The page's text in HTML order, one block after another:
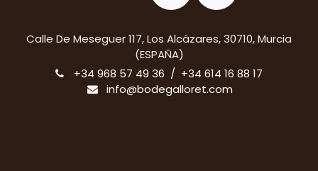
​Calle De Meseguer 117, Los Alcázares, 30710, Murcia
(ESPAÑA)
+34 968 57 49 36 / +34 614 16 88 17
info@bodegalloret.com